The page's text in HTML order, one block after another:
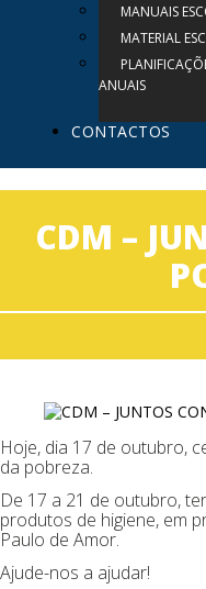
MANUAIS
MATERIAL
ANUAIS
CONTACTOS
CDM –
Hoje, dia 17 de outubro,
da pobreza.
De 17 a 21 de outubro,
produtos de higiene, em
Paulo de Amor.
Ajude-nos a ajudar!